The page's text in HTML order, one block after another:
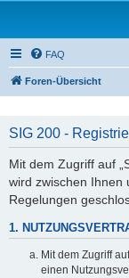
FAQ
Foren-Übersicht
SIG 200 -
Mit dem Zugriff auf
wird zwischen Ihnen
Regelungen
1.
Mit dem Zugriff
einen